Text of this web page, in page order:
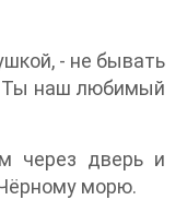
- не бывать
Ты наш любимый
через дверь и
морю.